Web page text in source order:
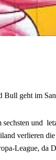
Bull geht im
sechsten und
verlieren
League, da